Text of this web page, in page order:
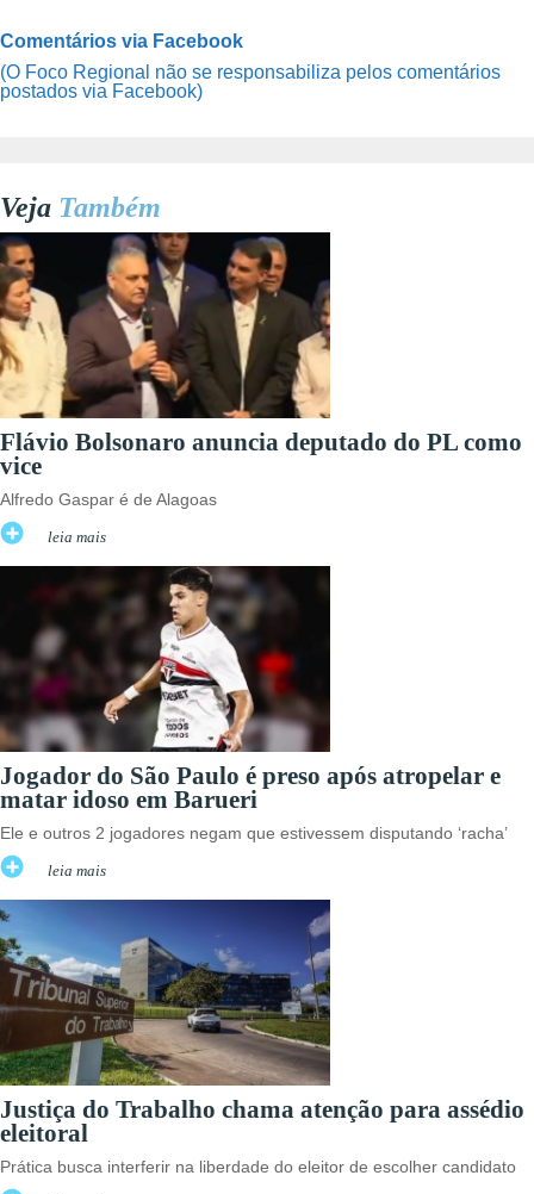
Comentários via Facebook
(O Foco Regional não se responsabiliza pelos comentários
postados via Facebook)
Veja Também
Flávio Bolsonaro anuncia deputado do PL como
vice
Alfredo Gaspar é de Alagoas
leia mais
Jogador do São Paulo é preso após atropelar e
matar idoso em Barueri
Ele e outros 2 jogadores negam que estivessem disputando ‘racha’
leia mais
Justiça do Trabalho chama atenção para assédio
eleitoral
Prática busca interferir na liberdade do eleitor de escolher candidato